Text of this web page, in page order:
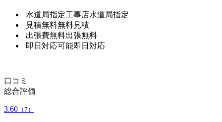
水道局指定工事店水道局指定
見積無料無料見積
出張費無料出張無料
即日対応可能即日対応
口コミ
総合評価
3.60 （7）